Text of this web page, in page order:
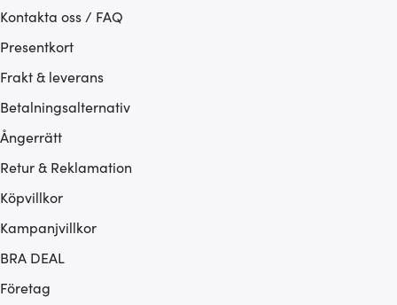
Kontakta oss / FAQ
Presentkort
Frakt & leverans
Betalningsalternativ
Ångerrätt
Retur & Reklamation
Köpvillkor
Kampanjvillkor
BRA DEAL
Företag